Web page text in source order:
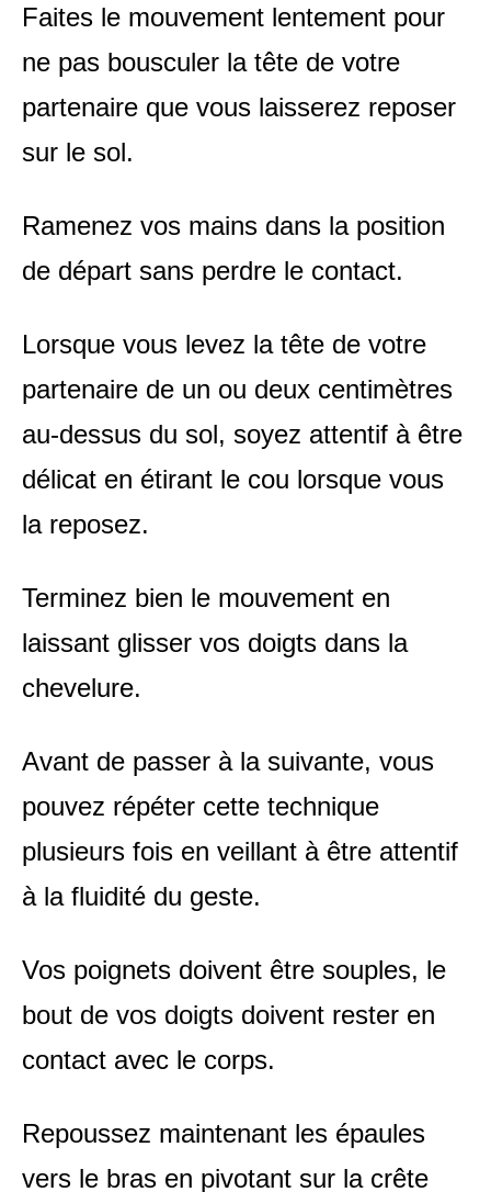
Faites le mouvement lentement pour
ne pas bousculer la tête de votre
partenaire que vous laisserez reposer
sur le sol.
Ramenez vos mains dans la position
de départ sans perdre le contact.
Lorsque vous levez la tête de votre
partenaire de un ou deux centimètres
au-dessus du sol, soyez attentif à être
délicat en étirant le cou lorsque vous
la reposez.
Terminez bien le mouvement en
laissant glisser vos doigts dans la
chevelure.
Avant de passer à la suivante, vous
pouvez répéter cette technique
plusieurs fois en veillant à être attentif
à la fluidité du geste.
Vos poignets doivent être souples, le
bout de vos doigts doivent rester en
contact avec le corps.
Repoussez maintenant les épaules
vers le bras en pivotant sur la crête